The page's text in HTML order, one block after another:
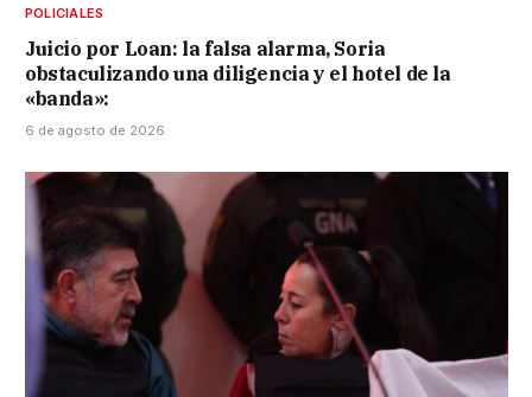
POLICIALES
Juicio por Loan: la falsa alarma, Soria
obstaculizando una diligencia y el hotel de la
«banda»:
6 de agosto de 2026